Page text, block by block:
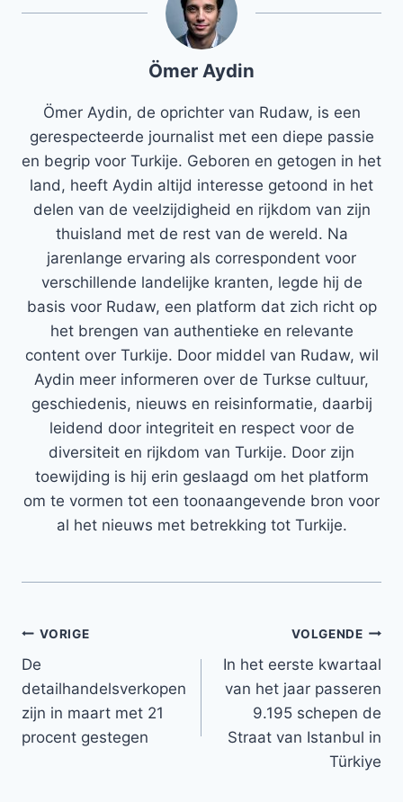
Ömer Aydin
Ömer Aydin, de oprichter van Rudaw, is een
gerespecteerde journalist met een diepe passie
en begrip voor Turkije. Geboren en getogen in het
land, heeft Aydin altijd interesse getoond in het
delen van de veelzijdigheid en rijkdom van zijn
thuisland met de rest van de wereld. Na
jarenlange ervaring als correspondent voor
verschillende landelijke kranten, legde hij de
basis voor Rudaw, een platform dat zich richt op
het brengen van authentieke en relevante
content over Turkije. Door middel van Rudaw, wil
Aydin meer informeren over de Turkse cultuur,
geschiedenis, nieuws en reisinformatie, daarbij
leidend door integriteit en respect voor de
diversiteit en rijkdom van Turkije. Door zijn
toewijding is hij erin geslaagd om het platform
om te vormen tot een toonaangevende bron voor
al het nieuws met betrekking tot Turkije.
Bericht
navigatie
VORIGE
De
detailhandelsverkopen
zijn in maart met 21
procent gestegen
VOLGENDE
In het eerste kwartaal
van het jaar passeren
9.195 schepen de
Straat van Istanbul in
Türkiye